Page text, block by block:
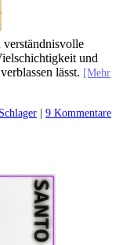
und
lässt. [Mehr
Schlager | 9 Kommentare